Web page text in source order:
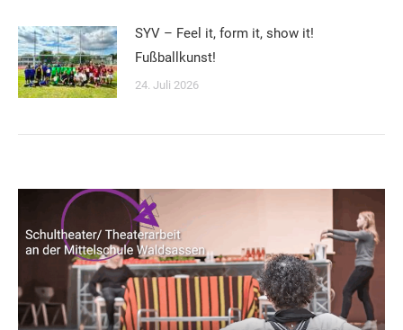
SYV – Feel it, form it, show it!
Fußballkunst!
24. Juli 2026